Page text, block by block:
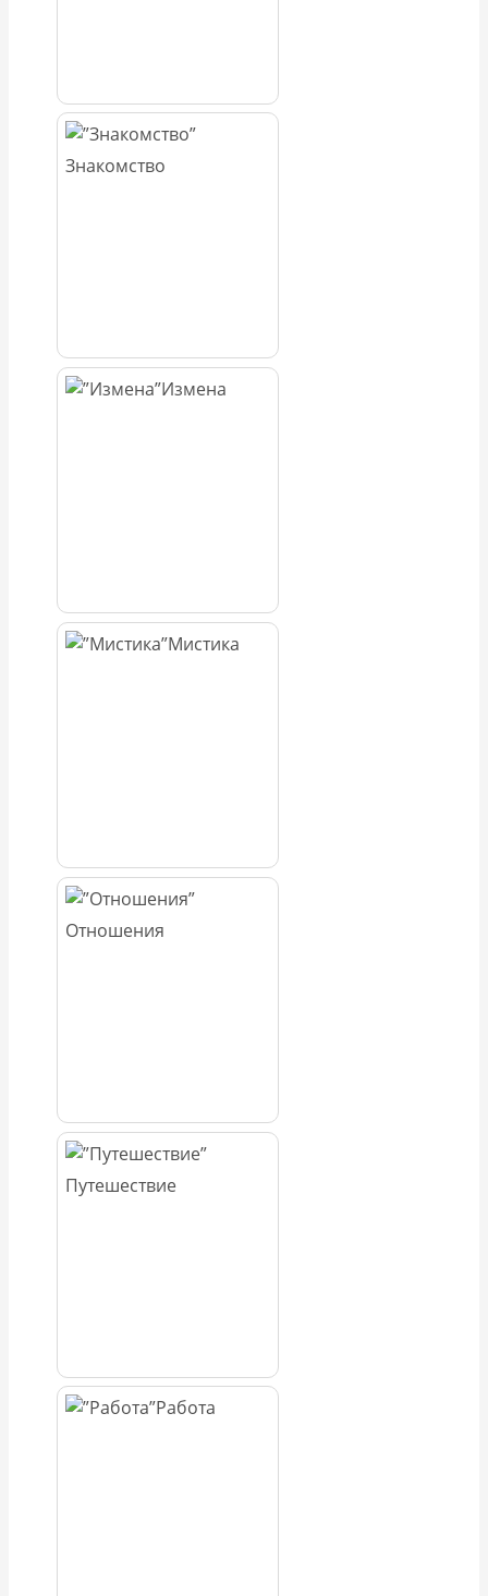
Знакомство
Измена
Мистика
Отношения
Путешествие
Работа